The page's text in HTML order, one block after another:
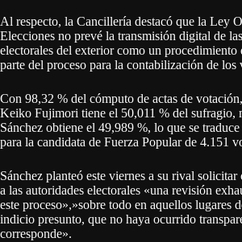
Al respecto, la Cancillería destacó que la Ley
Elecciones no prevé la transmisión digital de
electorales del exterior como un procedimiento
parte del proceso para la contabilización de los
Con 98,32 % del cómputo de actas de
Keiko Fujimori tiene el 50,011 % del sufragio,
Sánchez obtiene el 49,989 %, lo que se
para la candidata de Fuerza Popular de 4.151
Sánchez planteó este viernes a su rival solicitar
a las autoridades electorales «una revisión
este proceso»,»sobre todo en aquellos lugares
indicio presunto, que no haya ocurrido
corresponde».